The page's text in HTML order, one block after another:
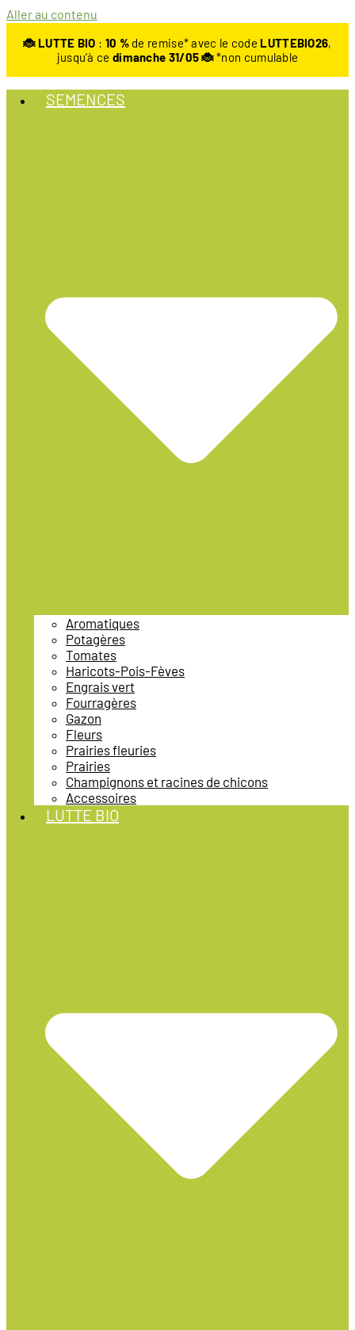
Aller au contenu
🐞 LUTTE BIO : 10 %de remise* avec le code LUTTEBIO26,
jusqu’à ce dimanche 31/05 🐞*non cumulable
SEMENCES
Aromatiques
Potagères
Tomates
Haricots-Pois-Fèves
Engrais vert
Fourragères
Gazon
Fleurs
Prairies fleuries
Prairies
Champignons et racines de chicons
Accessoires
LUTTE BIO